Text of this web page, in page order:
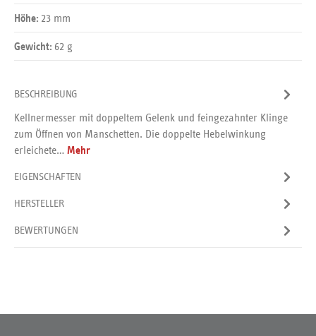
Höhe: 23 mm
Gewicht: 62 g
BESCHREIBUNG
Kellnermesser mit doppeltem Gelenk und feingezahnter Klinge
zum Öffnen von Manschetten. Die doppelte Hebelwinkung
erleichete… Mehr
EIGENSCHAFTEN
HERSTELLER
BEWERTUNGEN